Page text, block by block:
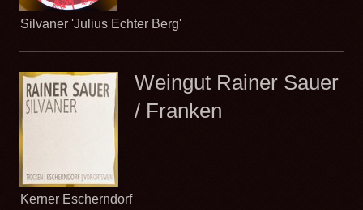
Silvaner 'Julius Echter Berg'
Weingut Rainer Sauer
/ Franken
Kerner Escherndorf